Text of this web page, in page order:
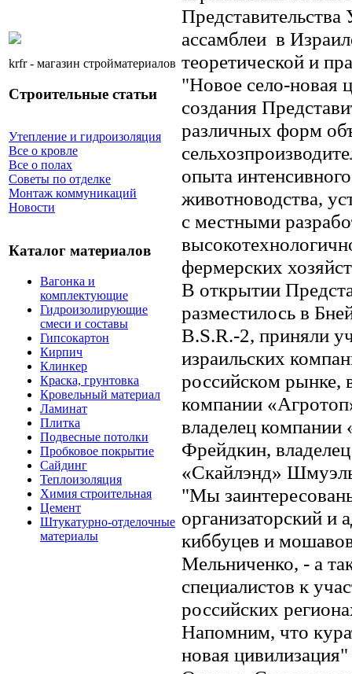
krfr - магазин стройматериалов
Строительные статьи
Утепление и гидроизоляция
Все о кровле
Все о полах
Советы по отделке
Монтаж коммуникаций
Новости
Каталог материалов
Вагонка и
комплектующие
Гидроизолирующие
смеси и составы
Гипсокартон
Кирпич
Клинкер
Краска, грунтовка
Кровельный материал
Ламинат
Плитка
Подвесные потолки
Пробковое покрытие
Сайдинг
Теплоизоляция
Химия строительная
Цемент
Штукатурно-отделочные
материалы
ассамблеи в
теоретической и
"Новое село-новая
создания
различных форм
опыта
животноводства,
с местными
фермерских
В открытии
разместилось в
B.S.R.-2, приняли
израильских
российском рынке,
компании
владелец
Фрейдкин,
«Скайлэнд»
"Мы
организаторский и
киббуцев и
Мельниченко, - а
специалистов к
российских
Напомним, что
новая